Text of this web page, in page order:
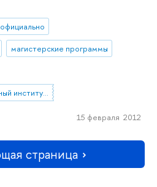
официально
магистерские программы
Московский государственный институт электроники и математики (МИЭМ)
15 февраля 2012
страница